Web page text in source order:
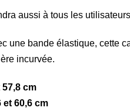
aussi à tous les
une bande élastique, cette
incurvée.
cm
et 60,6 cm